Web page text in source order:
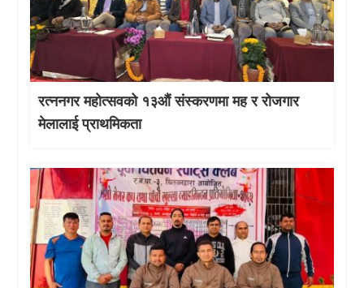
रत्ननगर महोत्सवको १३औं संस्करणमा मह र रोजगार
मेलालाई प्राथमिकता